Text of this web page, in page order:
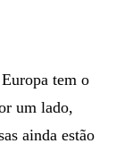
tem o
um lado,
ainda estão